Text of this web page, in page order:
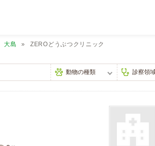
大島 ZEROどうぶつクリニック